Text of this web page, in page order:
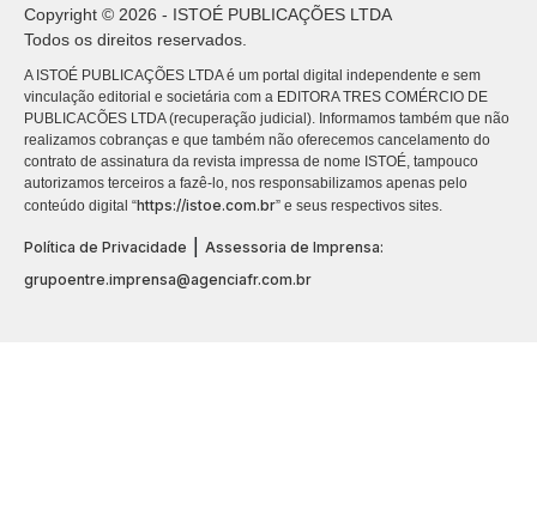
Copyright © 2026 - ISTOÉ PUBLICAÇÕES LTDA
Todos os direitos reservados.
A ISTOÉ PUBLICAÇÕES LTDA é um portal digital independente e sem
vinculação editorial e societária com a EDITORA TRES COMÉRCIO DE
PUBLICACÕES LTDA (recuperação judicial). Informamos também que não
realizamos cobranças e que também não oferecemos cancelamento do
contrato de assinatura da revista impressa de nome ISTOÉ, tampouco
autorizamos terceiros a fazê-lo, nos responsabilizamos apenas pelo
conteúdo digital “https://istoe.com.br” e seus respectivos sites.
Política de Privacidade
Assessoria de Imprensa:
grupoentre.imprensa@agenciafr.com.br